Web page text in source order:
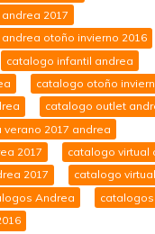
2017
otoño invierno 2016
catalogo infantil andrea
catalogo otoño
catalogo outlet
2017 andrea
2017
catalogo virtual
2017
catalogo
Andrea